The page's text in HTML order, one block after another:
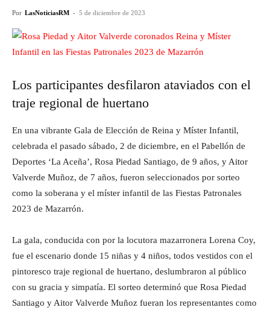
Por LasNoticiasRM - 5 de diciembre de 2023
Los participantes desfilaron ataviados con el
traje regional de huertano
En una vibrante Gala de Elección de Reina y Míster Infantil,
celebrada el pasado sábado, 2 de diciembre, en el Pabellón de
Deportes ‘La Aceña’, Rosa Piedad Santiago, de 9 años, y Aitor
Valverde Muñoz, de 7 años, fueron seleccionados por sorteo
como la soberana y el míster infantil de las Fiestas Patronales
2023 de Mazarrón.
La gala, conducida con por la locutora mazarronera Lorena Coy,
fue el escenario donde 15 niñas y 4 niños, todos vestidos con el
pintoresco traje regional de huertano, deslumbraron al público
con su gracia y simpatía. El sorteo determinó que Rosa Piedad
Santiago y Aitor Valverde Muñoz fueran los representantes como